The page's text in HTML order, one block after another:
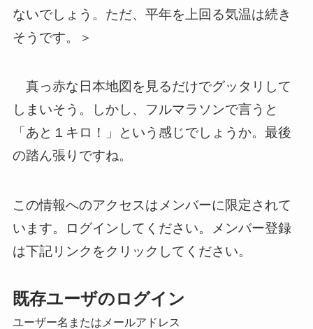
ないでしょう。ただ、平年を上回る気温は続き
そうです。＞
真っ赤な日本地図を見るだけでグッタリして
しまいそう。しかし、フルマラソンで言うと
「あと１キロ！」という感じでしょうか。最後
の踏ん張りですね。
この情報へのアクセスはメンバーに限定されて
います。ログインしてください。メンバー登録
は下記リンクをクリックしてください。
既存ユーザのログイン
ユーザー名またはメールアドレス